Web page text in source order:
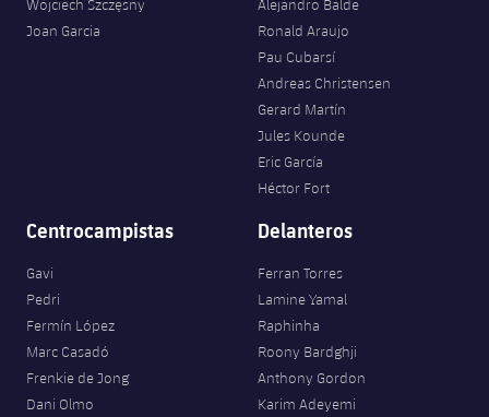
Acreditaciones
Wojciech Szczęsny
Joan Garcia
Alejandro Balde
Ronald Araujo
Pau Cubarsí
Andreas Christensen
Gerard Martín
Jules Kounde
Eric García
Héctor Fort
Centrocampistas
Gavi
Pedri
Fermín López
Marc Casadó
Frenkie de Jong
Dani Olmo
Delanteros
Ferran Torres
Lamine Yamal
Raphinha
Roony Bardghji
Anthony Gordon
Karim Adeyemi